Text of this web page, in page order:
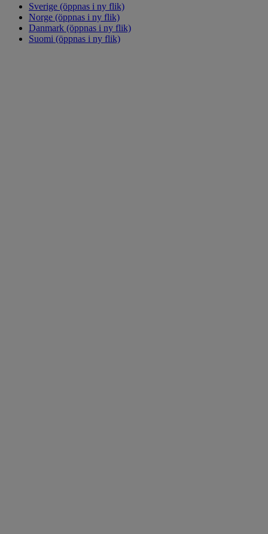
Sverige (öppnas i ny flik)
Norge (öppnas i ny flik)
Danmark (öppnas i ny flik)
Suomi (öppnas i ny flik)